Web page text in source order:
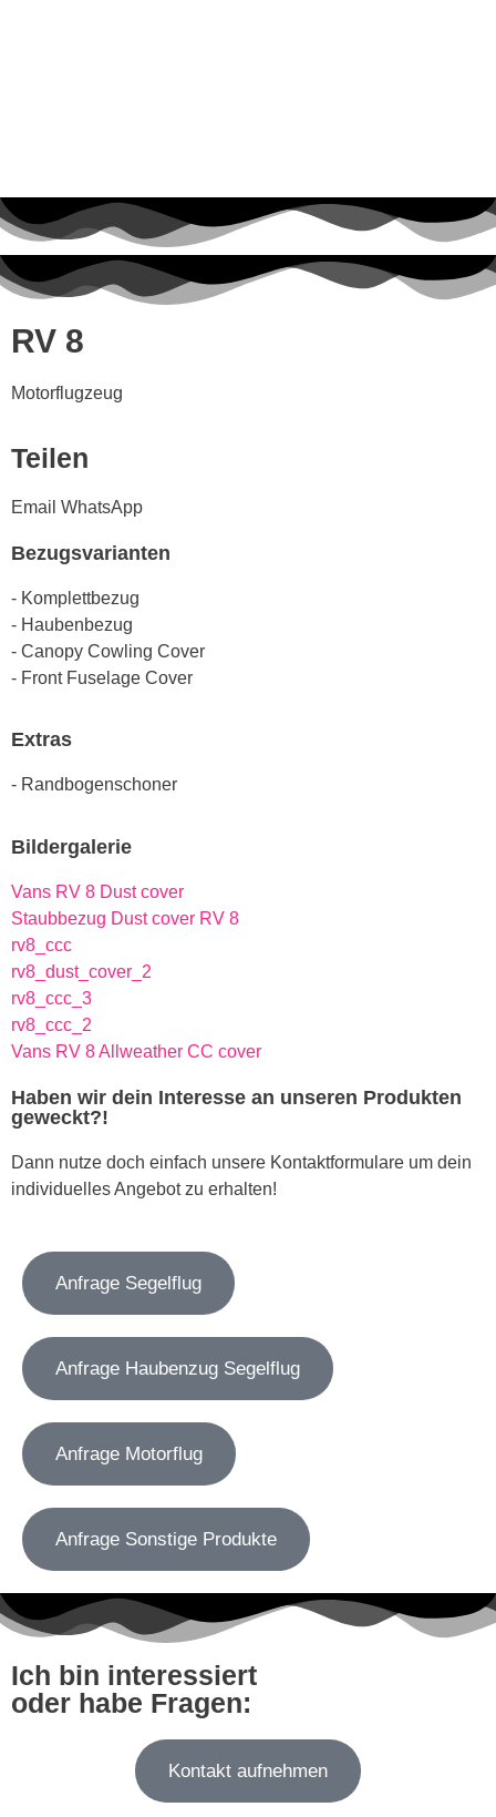
RV 8
Motorflugzeug
Teilen
Email WhatsApp
Bezugsvarianten
- Komplettbezug
- Haubenbezug
- Canopy Cowling Cover
- Front Fuselage Cover
Extras
- Randbogenschoner
Bildergalerie
Vans RV 8 Dust cover
Staubbezug Dust cover RV 8
rv8_ccc
rv8_dust_cover_2
rv8_ccc_3
rv8_ccc_2
Vans RV 8 Allweather CC cover
Haben wir dein Interesse an unseren Produkten
geweckt?!
Dann nutze doch einfach unsere Kontaktformulare um dein
individuelles Angebot zu erhalten!
Anfrage Segelflug
Anfrage Haubenzug Segelflug
Anfrage Motorflug
Anfrage Sonstige Produkte
Ich bin interessiert
oder habe Fragen:
Kontakt aufnehmen